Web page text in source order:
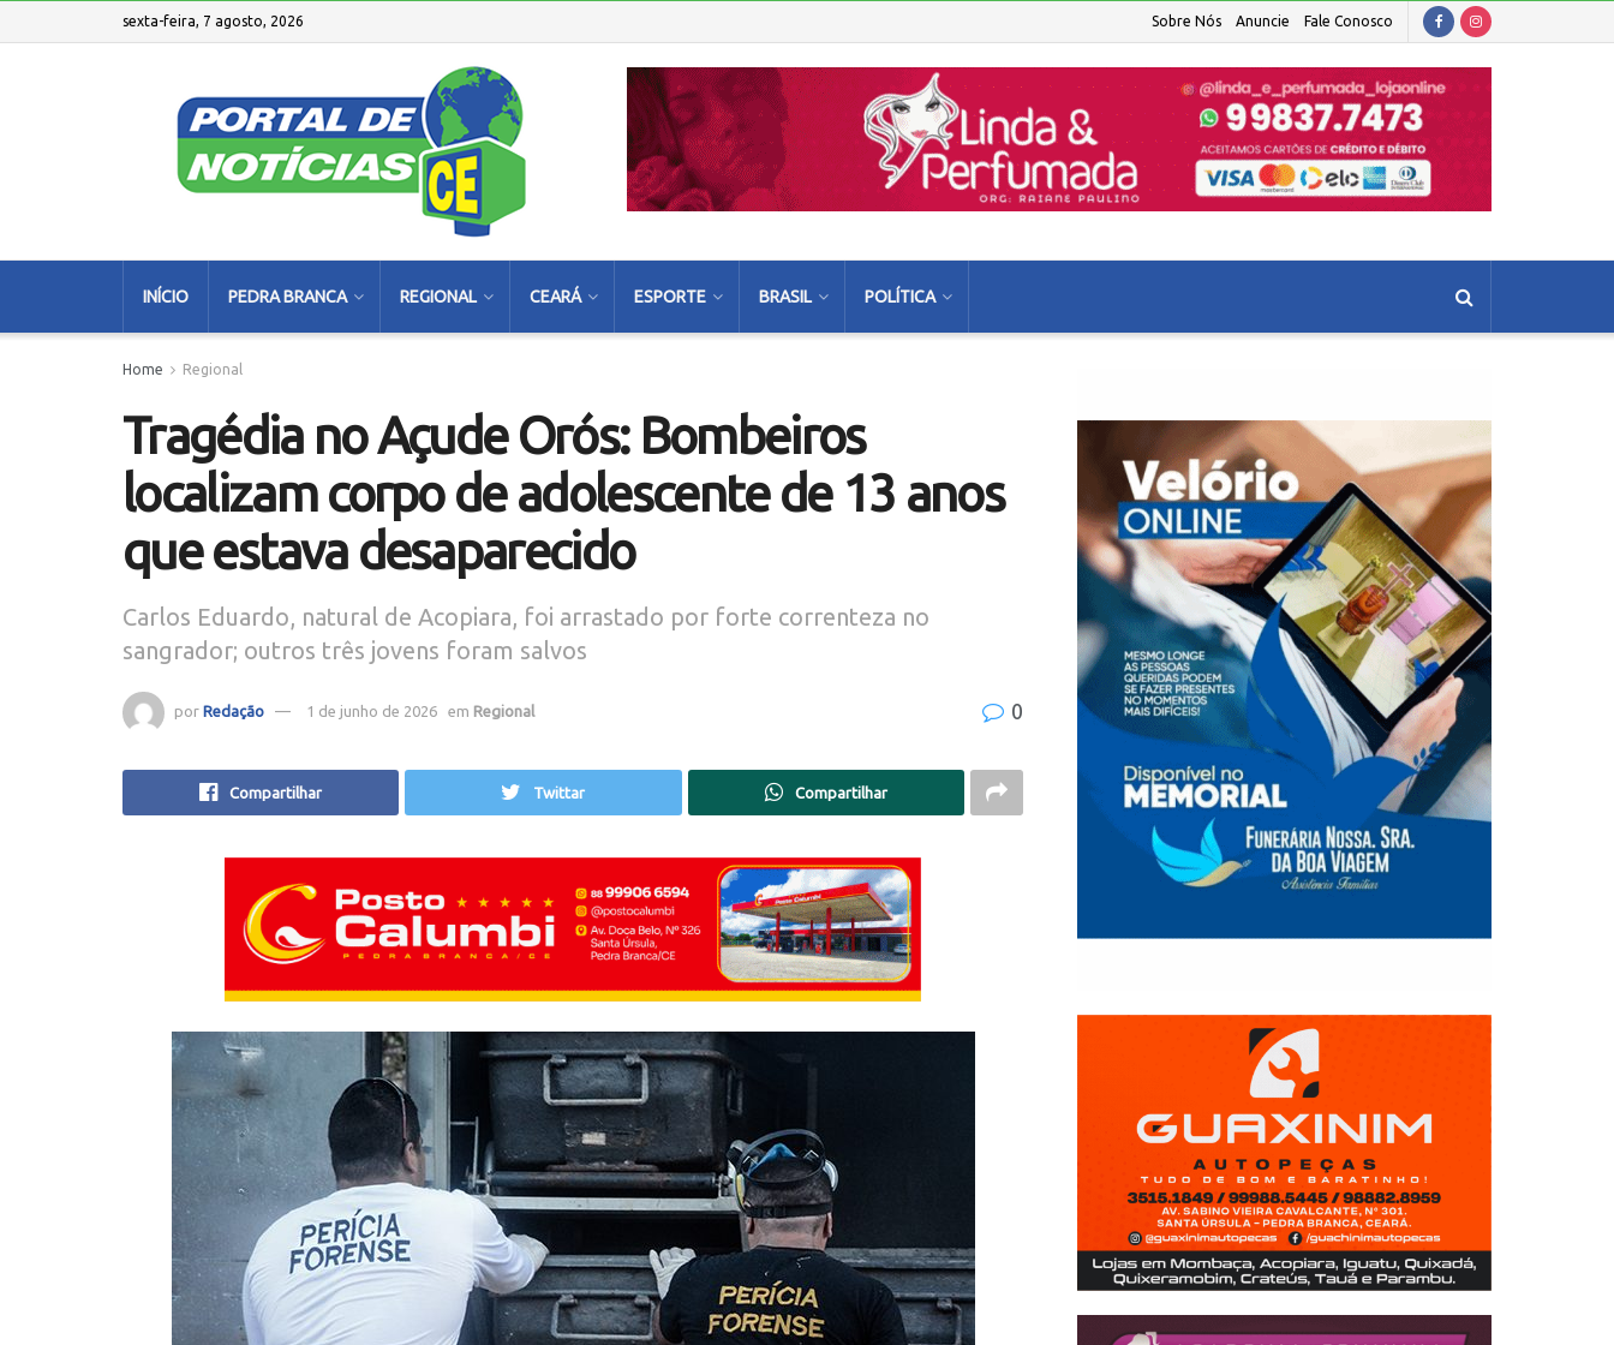
sexta-feira, 7 agosto, 2026 Sobre Nós Anuncie Fale Conosco
INÍCIO PEDRA BRANCA REGIONAL CEARÁ ESPORTE BRASIL POLÍTICA
Home Regional
Tragédia no Açude Orós: Bombeiros
localizam corpo de adolescente de 13 anos
que estava desaparecido
Carlos Eduardo, natural de Acopiara, foi arrastado por forte correnteza no
sangrador; outros três jovens foram salvos
por Redação 1 de junho de 2026 em Regional 0
Compartilhar Twittar Compartilhar